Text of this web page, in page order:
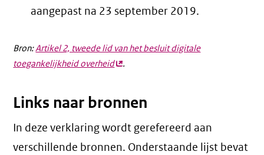
aangepast na 23 september 2019.
Bron:Artikel 2, tweede lid van het besluit digitale
toegankelijkheid overheid(externe
.
Links naar bronnen
In deze verklaring wordt gerefereerd aan
verschillende bronnen. Onderstaande lijst bevat